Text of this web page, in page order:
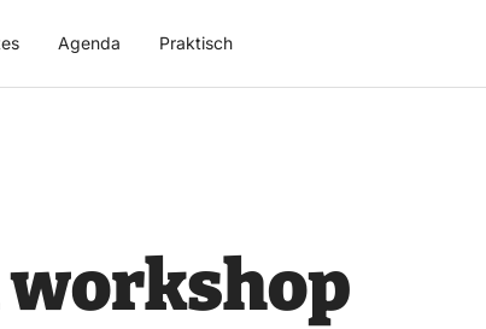
Agenda Praktisch